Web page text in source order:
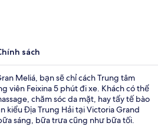
sách
Meliá, bạn sẽ chỉ cách Trung tâm
viên Feixina 5 phút đi xe. Khách có thể
chăm sóc da mặt, hay tẩy tế bào
kiểu Địa Trung Hải tại Victoria Grand
sáng, bữa trưa cũng như bữa tối.